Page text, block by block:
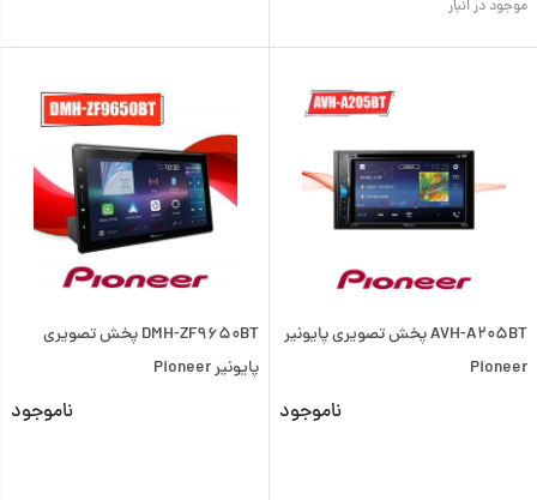
موجود در انبار
AVH-A205BT پخش تصویری پایونیر
Pioneer
ناموجود
DMH-ZF9650BT پخش تصویری
پایونیر Pioneer
ناموجود